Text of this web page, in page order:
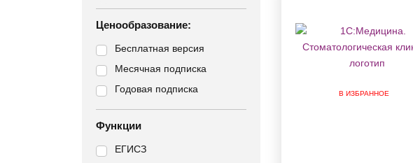
Ценообразование:
Бесплатная версия
Месячная подписка
Годовая подписка
Функции
ЕГИСЗ
В ИЗБРАННОЕ